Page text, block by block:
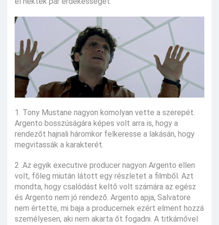
1. Tony Mustane nagyon komolyan vette a szerepét.
Argento bosszúságára képes volt arra is, hogy a
rendezőt hajnali háromkor felkeresse a lakásán, hogy
megvitassák a karakterét.
2 .Az egyik executive producer nagyon Argento ellen
volt, főleg miután látott egy részletet a filmből. Azt
mondta, hogy csalódást keltő volt számára az egész
és Argento nem jó rendező. Argento apja, Salvatore
nem értette, mi baja a producernek ezért elment hozzá
személyesen, aki nem akarta őt fogadni. A titkárnővel